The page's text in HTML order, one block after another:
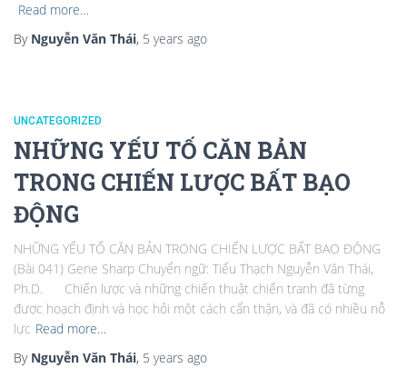
Read more…
By Nguyễn Văn Thái, 5 years ago
UNCATEGORIZED
NHỮNG YẾU TỐ CĂN BẢN
TRONG CHIẾN LƯỢC BẤT BẠO
ĐỘNG
NHỮNG YẾU TỐ CĂN BẢN TRONG CHIẾN LƯỢC BẤT BẠO ĐỘNG
(Bài 041) Gene Sharp Chuyển ngữ: Tiểu Thạch Nguyễn Văn Thái,
Ph.D. Chiến lược và những chiến thuật chiến tranh đã từng
được hoạch định và học hỏi một cách cẩn thận, và đã có nhiều nỗ
lực Read more…
By Nguyễn Văn Thái, 5 years ago